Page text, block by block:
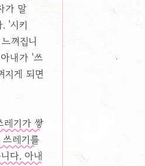
가 말
'시키
껴집니
내가 '쓰
지게 되면
레기가 쌓
레기를
다. 아내